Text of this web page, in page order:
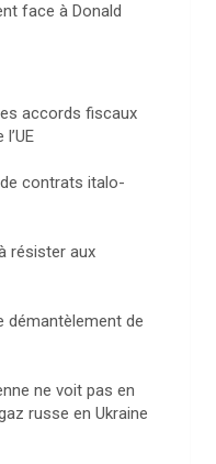
face à Donald
accords fiscaux
contrats italo-
résister aux
démantèlement de
ne voit pas en
russe en Ukraine